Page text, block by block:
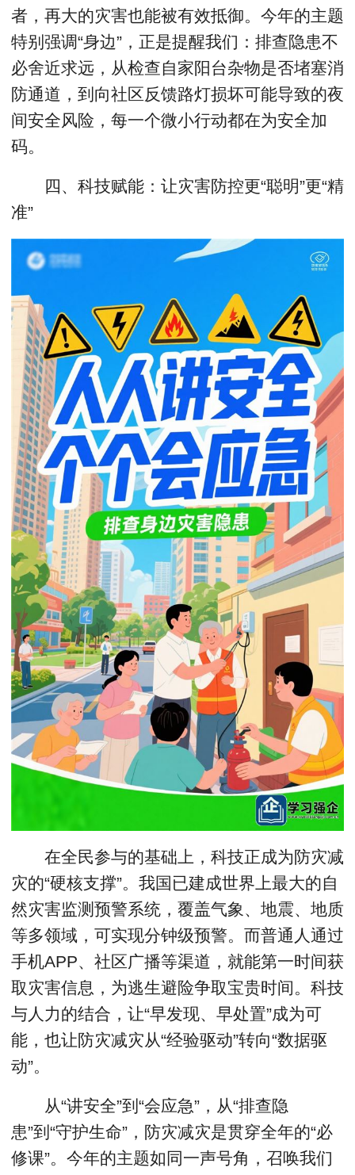
者，再大的灾害也能被有效抵御。今年的主题
特别强调“身边”，正是提醒我们：排查隐患不
必舍近求远，从检查自家阳台杂物是否堵塞消
防通道，到向社区反馈路灯损坏可能导致的夜
间安全风险，每一个微小行动都在为安全加
码。
四、科技赋能：让灾害防控更“聪明”更“精
准”
在全民参与的基础上，科技正成为防灾减
灾的“硬核支撑”。我国已建成世界上最大的自
然灾害监测预警系统，覆盖气象、地震、地质
等多领域，可实现分钟级预警。而普通人通过
手机APP、社区广播等渠道，就能第一时间获
取灾害信息，为逃生避险争取宝贵时间。科技
与人力的结合，让“早发现、早处置”成为可
能，也让防灾减灾从“经验驱动”转向“数据驱
动”。
从“讲安全”到“会应急”，从“排查隐
患”到“守护生命”，防灾减灾是贯穿全年的“必
修课”。今年的主题如同一声号角，召唤我们